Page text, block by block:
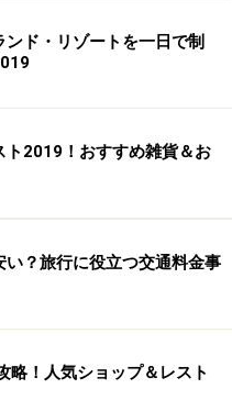
ているの？
多数存在する香港なの
作成する人々が多いそう
どのくらいの条件で雇用
ジでその実態を少し見
新の内容をご確認くださ
ド・リゾートを一日で制
ト2019！おすすめ雑貨＆お
い？旅行に役立つ交通料金事
略！人気ショップ＆レスト